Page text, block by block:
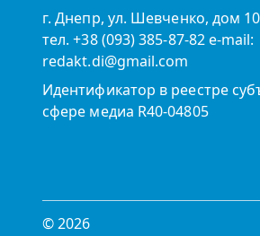
г. Днепр, ул. Шевченко, дом
тел. +38 (093) 385-87-82 e-mail:
redakt.di@gmail.com
Идентификатор в реестре
сфере медиа R40-04805
© 2026